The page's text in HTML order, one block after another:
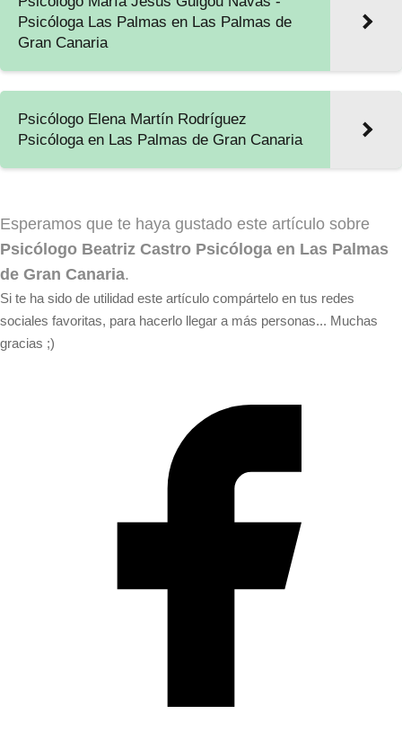
Psicóloga Las Palmas en Las Palmas de
Gran Canaria
Psicólogo Elena Martín Rodríguez
Psicóloga en Las Palmas de Gran Canaria
Esperamos que te haya gustado este artículo sobre
Psicólogo Beatriz Castro Psicóloga en Las Palmas
de Gran Canaria.
Si te ha sido de utilidad este artículo compártelo en tus redes
sociales favoritas, para hacerlo llegar a más personas... Muchas
gracias ;)